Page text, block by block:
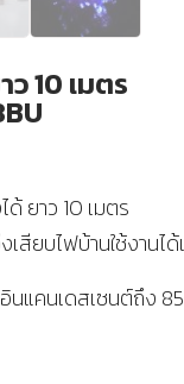
10 เมตร
ยาว 10 เมตร
สียบไฟบ้านใช้งานได้
แคนเดสเซนต์ถึง